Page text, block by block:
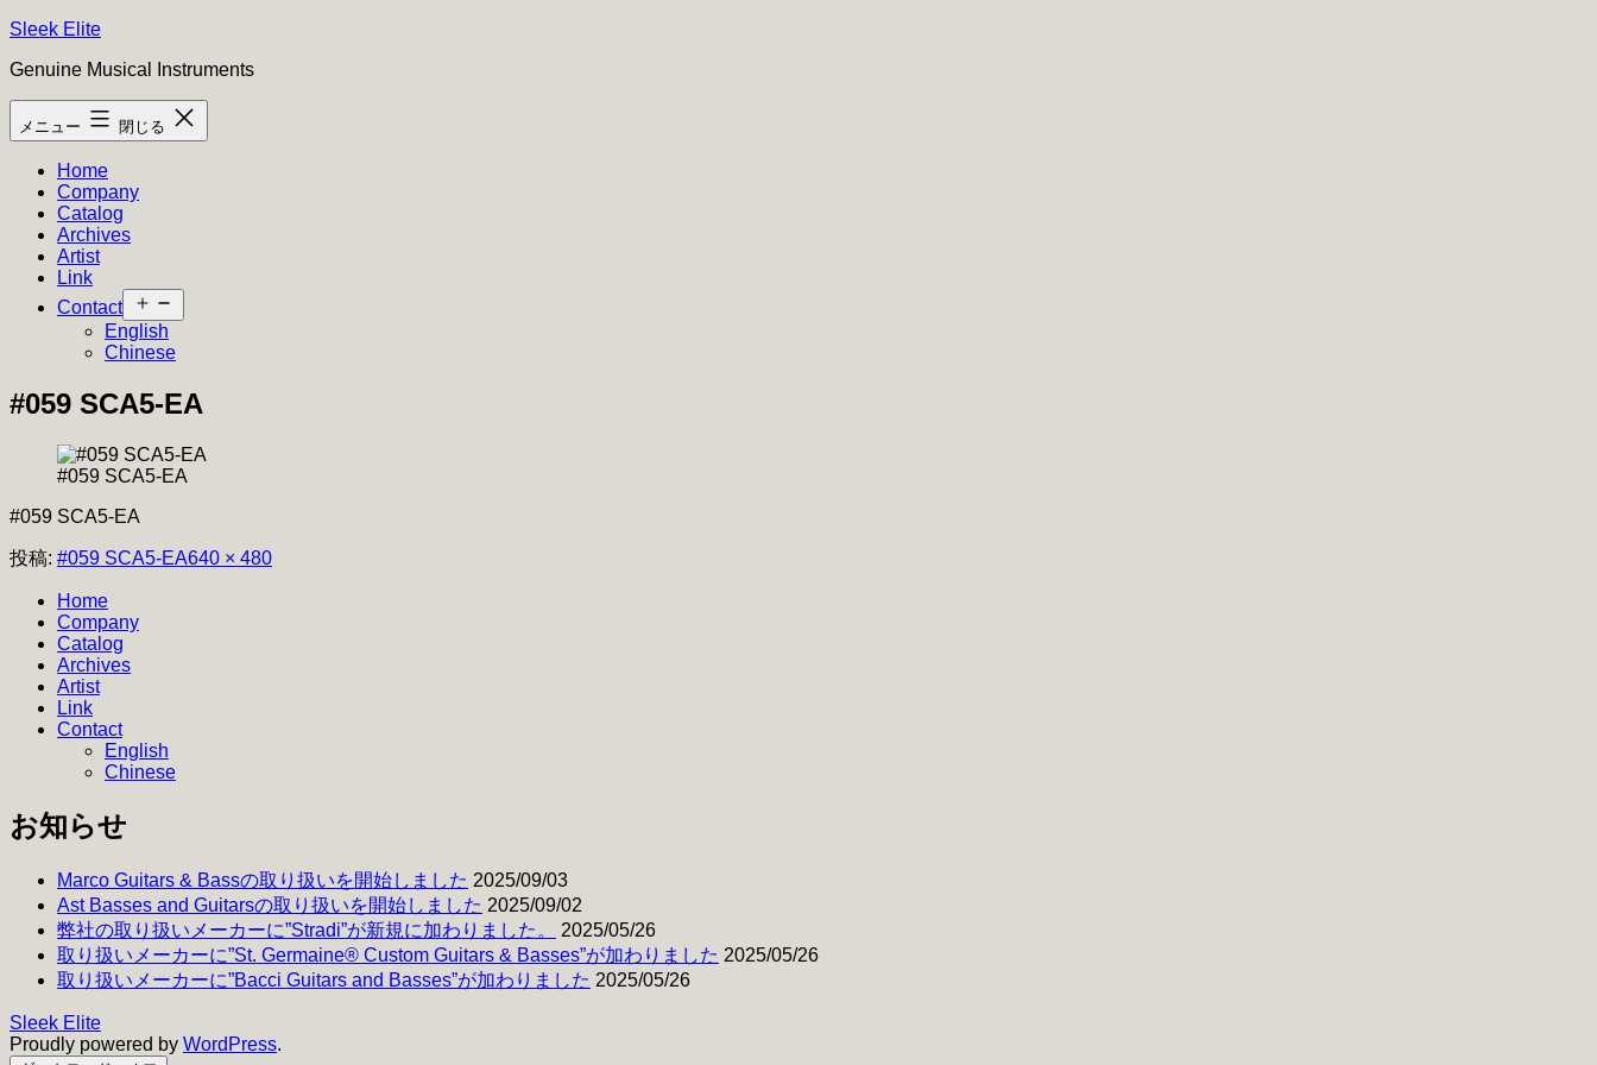
コ
テ
ン
ツ
Sleek Elite
Genuine Musical Instruments
メニュー 閉じる
Home
Company
Catalog
Archives
Artist
Link
Contact
ニ
ー
開
English
Chinese
#059 SCA5-EA
#059 SCA5-EA
#059 SCA5-EA
投稿: #059 SCA5-EAフ
640 × 480
Home
Company
Catalog
Archives
Artist
Link
Contact
English
Chinese
お知らせ
Marco Guitars & Bassの取り扱いを開始しました 2025/09/03
Ast Basses and Guitarsの取り扱いを開始しました 2025/09/02
弊社の取り扱いメーカーに”Stradi”が新規に加わりました。
2025/05/26
取り扱いメーカーに”St. Germaine® Custom Guitars & Basses”が加わりました 2025/05/26
取り扱いメーカーに”Bacci Guitars and Basses”が加わりました 2025/05/26
Sleek Elite
Proudly powered by WordPress.